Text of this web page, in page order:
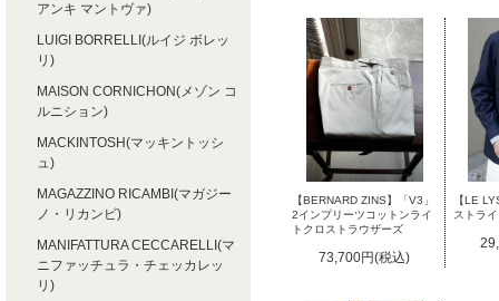
【BERNARD ZINS】「V3」
2インプリーツコットンライ
トクロストラウザーズ
73,700円(税込)
【LE
ストラ
アンキ マントヴァ)
LUIGI BORRELLI(ルイジ ボレッ
リ)
MAISON CORNICHON(メゾン コ
ルニション)
MACKINTOSH(マッキントッシ
ュ)
MAGAZZINO RICAMBI(マガジー
ノ・リカンビ)
MANIFATTURA CECCARELLI(マ
ニファッチュラ・チェッカレッ
リ)